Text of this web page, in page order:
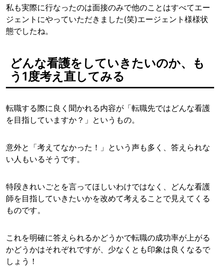
私も実際に行なったのは面接のみで他のことはすべてエー
ジェントにやっていただきました(笑)エージェント様様状
態でしたね。
どんな看護をしていきたいのか、も
う1度考え直してみる
転職する際に良く聞かれる内容が「転職先ではどんな看護
を目指していますか？」というもの。
意外と「考えてなかった！」という声も多く、答えられな
い人もいるそうです。
特段きれいごとを言ってほしいわけではなく、どんな看護
師を目指していきたいかを改めて考えることで見えてくる
ものです。
これを明確に答えられるかどうかで転職の成功率が上がる
かどうかはそれぞれですが、少なくとも印象は良くなるで
しょう！